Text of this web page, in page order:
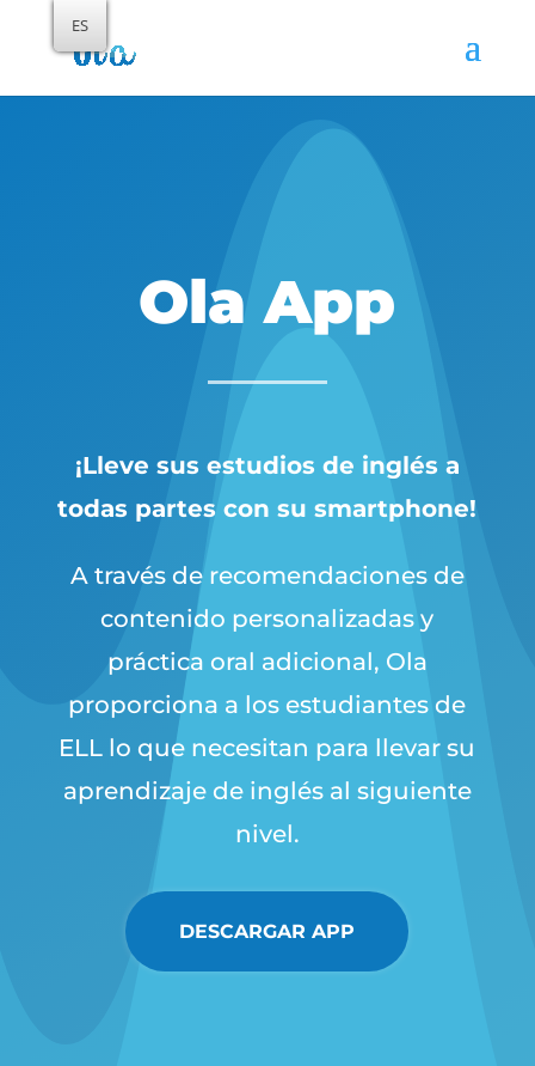
Ola App
¡Lleve sus estudios de inglés a
todas partes con su smartphone!
A través de recomendaciones de
contenido personalizadas y
práctica oral adicional, Ola
proporciona a los estudiantes de
ELL lo que necesitan para llevar su
aprendizaje de inglés al siguiente
nivel.
DESCARGAR APP
ES